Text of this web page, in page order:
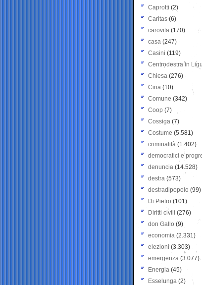
Caprotti (2)
Caritas (6)
carovita (170)
casa (247)
Casini (119)
Centrodestra in
Chiesa (276)
Cina (10)
Comune (342)
Coop (7)
Cossiga (7)
Costume (5.581)
criminalità (1.402)
democratici e
denuncia (14.528)
destra (573)
destradipopolo (99)
Di Pietro (101)
Diritti civili (276)
don Gallo (9)
economia (2.331)
elezioni (3.303)
emergenza (3.077)
Energia (45)
Esselunga (2)